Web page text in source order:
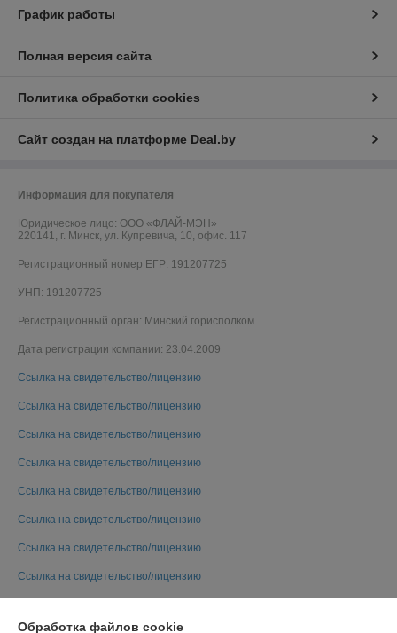
График работы
Полная версия сайта
Политика обработки cookies
Сайт создан на платформе Deal.by
Информация для покупателя
Юридическое лицо: ООО «ФЛАЙ-МЭН»
220141, г. Минск, ул. Купревича, 10, офис. 117
Регистрационный номер ЕГР: 191207725
УНП: 191207725
Регистрационный орган: Минский горисполком
Дата регистрации компании: 23.04.2009
Ссылка на свидетельство/лицензию
Ссылка на свидетельство/лицензию
Ссылка на свидетельство/лицензию
Ссылка на свидетельство/лицензию
Ссылка на свидетельство/лицензию
Ссылка на свидетельство/лицензию
Ссылка на свидетельство/лицензию
Ссылка на свидетельство/лицензию
Обработка файлов cookie